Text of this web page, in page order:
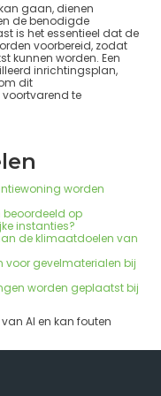
gaan, dienen
de benodigde
is het essentieel dat de
voorbereid, zodat
kunnen worden. Een
inrichtingsplan,
dit
te
worden
op
instanties?
de klimaatdoelen van
voor gevelmaterialen bij
worden geplaatst bij
AI en kan fouten